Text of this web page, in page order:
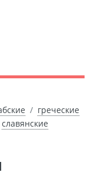
греческие
славянские